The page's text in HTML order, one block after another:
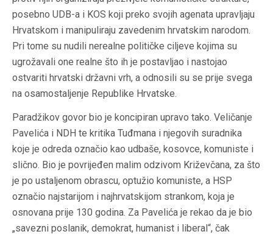
posebno UDB-a i KOS koji preko svojih agenata upravljaju
Hrvatskom i manipuliraju zavedenim hrvatskim narodom.
Pri tome su nudili nerealne političke ciljeve kojima su
ugrožavali one realne što ih je postavljao i nastojao
ostvariti hrvatski državni vrh, a odnosili su se prije svega
na osamostaljenje Republike Hrvatske.
Paradžikov govor bio je koncipiran upravo tako. Veličanje
Pavelića i NDH te kritika Tuđmana i njegovih suradnika
koje je odreda označio kao udbaše, kosovce, komuniste i
slično. Bio je povrijeđen malim odzivom Križevčana, za što
je po ustaljenom obrascu, optužio komuniste, a HSP
označio najstarijom i najhrvatskijom strankom, koja je
osnovana prije 130 godina. Za Pavelića je rekao da je bio
„savezni poslanik, demokrat, humanist i liberal“, čak